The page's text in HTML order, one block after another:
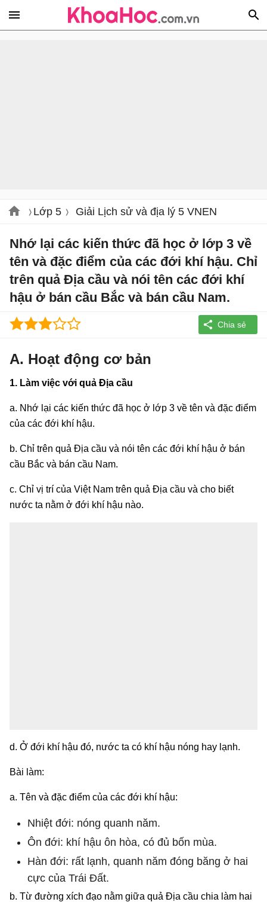
Lớp 5 Giải Lịch sử và địa lý 5 VNEN
Nhớ lại các kiến thức đã học ở lớp 3 về
tên và đặc điểm của các đới khí hậu. Chỉ
trên quả Địa cầu và nói tên các đới khí
hậu ở bán cầu Bắc và bán cầu Nam.
A. Hoạt động cơ bản
1. Làm việc với quả Địa cầu
a. Nhớ lại các kiến thức đã học ở lớp 3 về tên và đặc điểm
của các đới khí hậu.
b. Chỉ trên quả Địa cầu và nói tên các đới khí hậu ở bán
cầu Bắc và bán cầu Nam.
c. Chỉ vị trí của Việt Nam trên quả Địa cầu và cho biết
nước ta nằm ở đới khí hậu nào.
d. Ở đới khí hậu đó, nước ta có khí hậu nóng hay lạnh.
Bài làm:
a. Tên và đặc điểm của các đới khí hậu:
Nhiệt đới: nóng quanh năm.
Ôn đới: khí hậu ôn hòa, có đủ bốn mùa.
Hàn đới: rất lạnh, quanh năm đóng băng ở hai
cực của Trái Đất.
b. Từ đường xích đạo nằm giữa quả Địa cầu chia làm hai